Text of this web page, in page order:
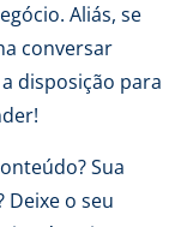
Aliás, se
conversar
disposição para
Sua
Deixe o seu